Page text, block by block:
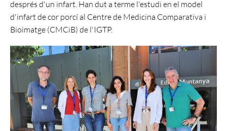
després d'un infart. Han dut a terme l'estudi en el model
d'infart de cor porcí al Centre de Medicina Comparativa i
Bioimatge (CMCiB) de l'IGTP.